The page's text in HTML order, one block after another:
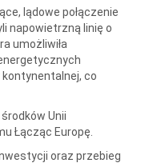
lądowe połączenie
napowietrzną linię o
umożliwiła
co
Unii
Łącząc Europę.
oraz przebieg